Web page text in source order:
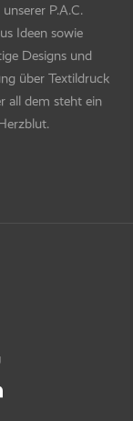
P.A.C.
Ideen sowie
Designs und
über Textildruck
all dem steht ein